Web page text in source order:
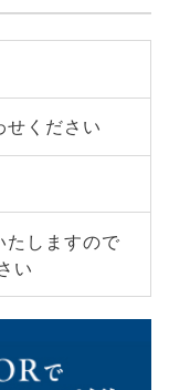
せください
たしますので
い